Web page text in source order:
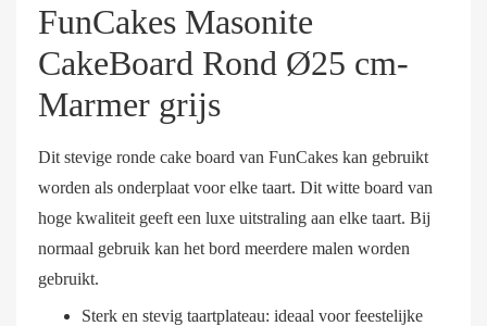
FunCakes Masonite
CakeBoard Rond Ø25 cm-
Marmer grijs
Dit stevige ronde cake board van FunCakes kan gebruikt
worden als onderplaat voor elke taart. Dit witte board van
hoge kwaliteit geeft een luxe uitstraling aan elke taart. Bij
normaal gebruik kan het bord meerdere malen worden
gebruikt.
Sterk en stevig taartplateau: ideaal voor feestelijke